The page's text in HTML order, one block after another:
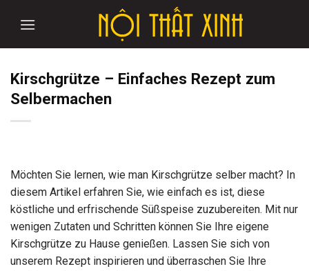
Kirschgrütze – Einfaches Rezept zum
Selbermachen
Möchten Sie lernen, wie man Kirschgrütze selber macht? In
diesem Artikel erfahren Sie, wie einfach es ist, diese
köstliche und erfrischende Süßspeise zuzubereiten. Mit nur
wenigen Zutaten und Schritten können Sie Ihre eigene
Kirschgrütze zu Hause genießen. Lassen Sie sich von
unserem Rezept inspirieren und überraschen Sie Ihre